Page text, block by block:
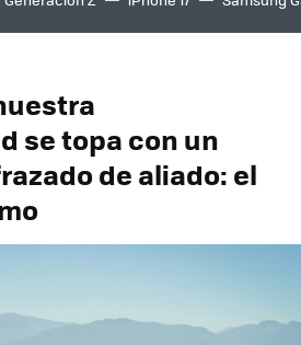
se topa con un
de aliado: el